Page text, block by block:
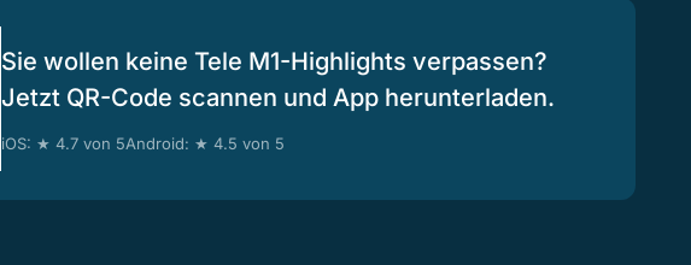
Sie wollen keine Tele M1-Highlights verpassen?
Jetzt QR-Code scannen und App herunterladen.
iOS: ★ 4.7 von 5Android: ★ 4.5 von 5